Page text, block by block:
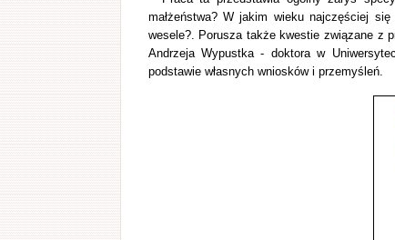
małżeństwa? W jakim wieku najczęściej
wesele?. Porusza także kwestie związane z
Andrzeja Wypustka - doktora w
podstawie własnych wniosków i przemyśleń.